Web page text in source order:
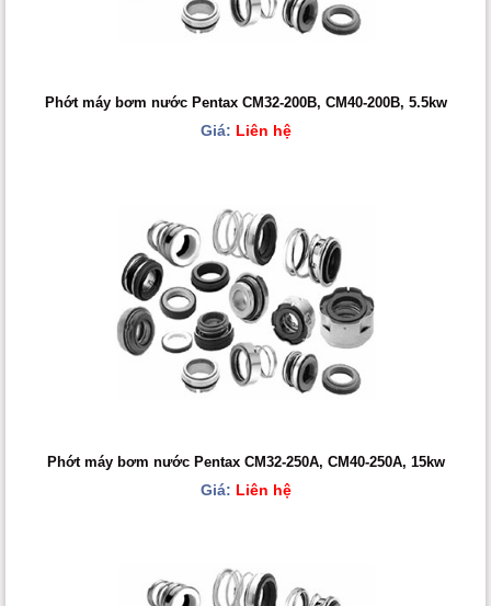
Phớt máy bơm nước Pentax CM32-200B, CM40-200B, 5.5kw
Giá: Liên hệ
Phớt máy bơm nước Pentax CM32-250A, CM40-250A, 15kw
Giá: Liên hệ